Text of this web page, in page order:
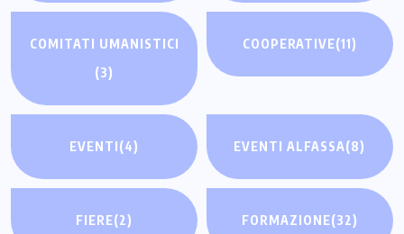
COMITATI UMANISTICI
(3)
COOPERATIVE(11)
EVENTI(4) EVENTI ALFASSA(8)
FIERE(2) FORMAZIONE(32)